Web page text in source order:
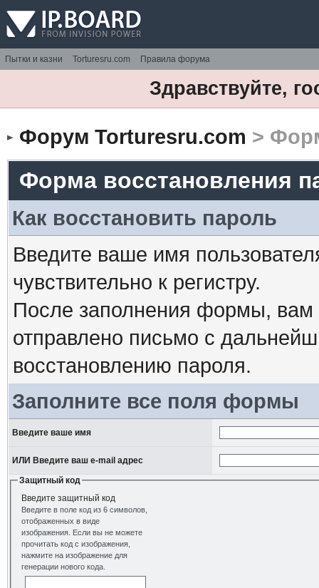
Пытки и казни Torturesru.com Правила форума
Здравствуйте,
Форум Torturesru.com >
Форма восстановления
Как восстановить пароль
Введите ваше имя
чувствительно к регистру.
После заполнения формы, вам
отправлено письмо с
восстановлению пароля.
Заполните все поля формы
Введите ваше имя
ИЛИ Введите ваш e-mail адрес
Защитный код
Введите защитный код
Введите в поле код из 6 символов,
отображенных в виде
изображения. Если вы не можете
прочитать код с изображения,
нажмите на изображение для
генерации нового кода.